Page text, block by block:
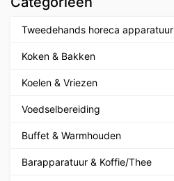
Tweedehands horeca apparatuur
Koken & Bakken
Koelen & Vriezen
Voedselbereiding
Buffet & Warmhouden
Barapparatuur & Koffie/Thee